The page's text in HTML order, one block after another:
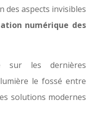
des aspects invisibles
numérique des
sur les dernières
le fossé entre
solutions modernes